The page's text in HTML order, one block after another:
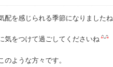
配を感じられる季節になりましたね
気をつけて過ごしてくださいね
ような方々です。